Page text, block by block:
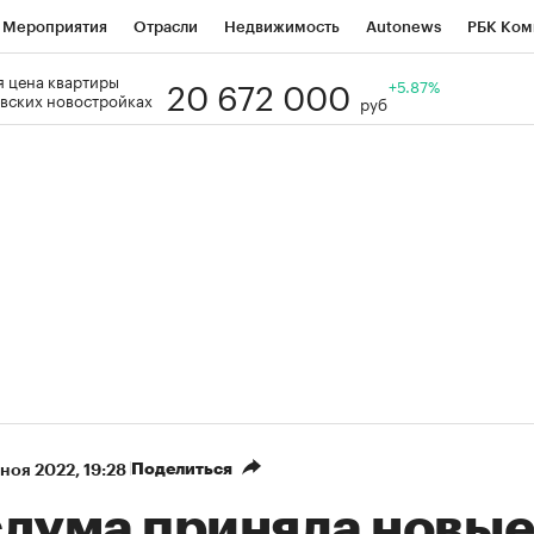
Мероприятия Отрасли Недвижимость Autonews РБК
Визионеры
цена квартиры
новостройках
20 672 000 руб
+5.87%
2022, 19:28 Поделиться